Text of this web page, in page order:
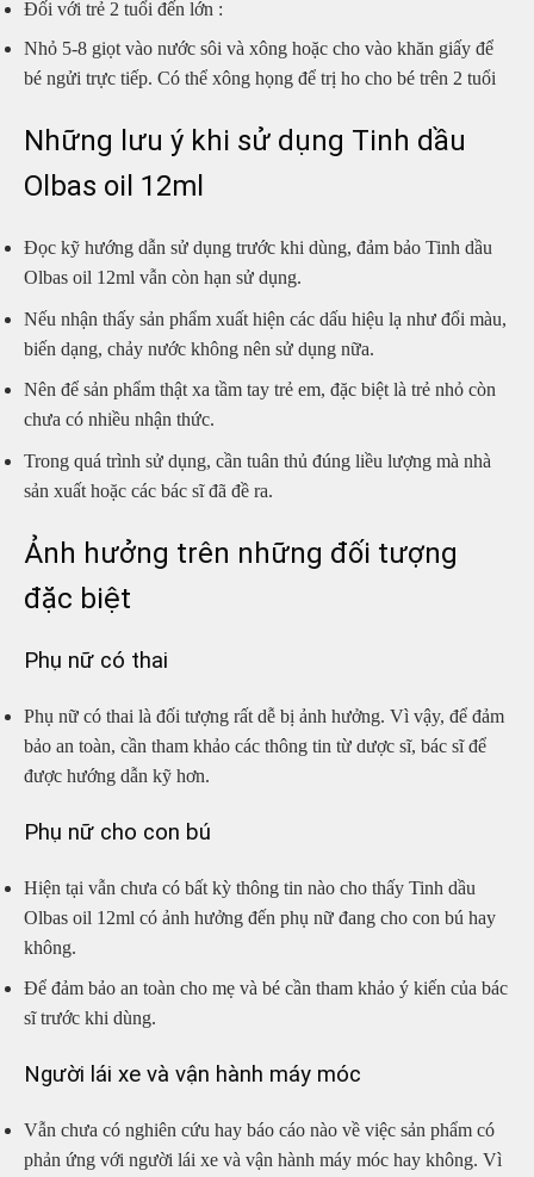
Đối với trẻ 2 tuổi đến lớn :
Nhỏ 5-8 giọt vào nước sôi và xông hoặc cho vào khăn giấy để
bé ngửi trực tiếp. Có thể xông họng để trị ho cho bé trên 2 tuổi
Những lưu ý khi sử dụng Tinh dầu
Olbas oil 12ml
Đọc kỹ hướng dẫn sử dụng trước khi dùng, đảm bảo Tinh dầu
Olbas oil 12ml vẫn còn hạn sử dụng.
Nếu nhận thấy sản phẩm xuất hiện các dấu hiệu lạ như đổi màu,
biến dạng, chảy nước không nên sử dụng nữa.
Nên để sản phẩm thật xa tầm tay trẻ em, đặc biệt là trẻ nhỏ còn
chưa có nhiều nhận thức.
Trong quá trình sử dụng, cần tuân thủ đúng liều lượng mà nhà
sản xuất hoặc các bác sĩ đã đề ra.
Ảnh hưởng trên những đối tượng
đặc biệt
Phụ nữ có thai
Phụ nữ có thai là đối tượng rất dễ bị ảnh hưởng. Vì vậy, để đảm
bảo an toàn, cần tham khảo các thông tin từ dược sĩ, bác sĩ để
được hướng dẫn kỹ hơn.
Phụ nữ cho con bú
Hiện tại vẫn chưa có bất kỳ thông tin nào cho thấy Tinh dầu
Olbas oil 12ml có ảnh hưởng đến phụ nữ đang cho con bú hay
không.
Để đảm bảo an toàn cho mẹ và bé cần tham khảo ý kiến của bác
sĩ trước khi dùng.
Người lái xe và vận hành máy móc
Vẫn chưa có nghiên cứu hay báo cáo nào về việc sản phẩm có
phản ứng với người lái xe và vận hành máy móc hay không. Vì